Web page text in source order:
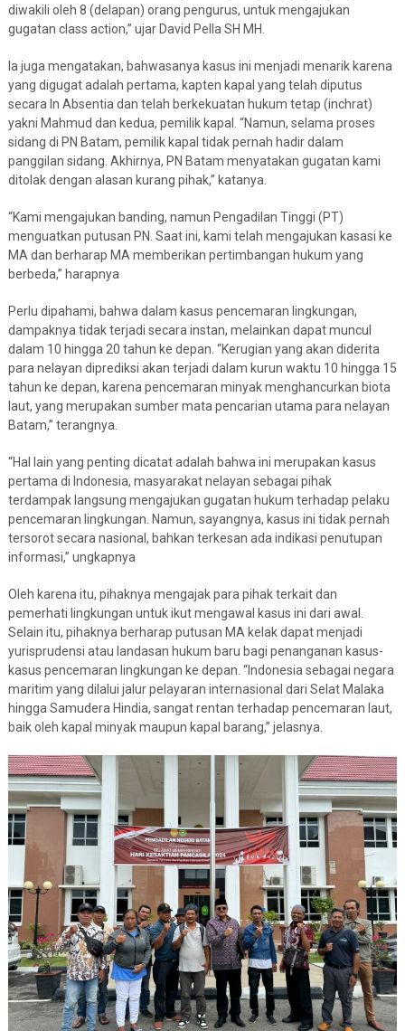
diwakili oleh 8 (delapan) orang pengurus, untuk mengajukan
gugatan class action,” ujar David Pella SH MH.
Ia juga mengatakan, bahwasanya kasus ini menjadi menarik karena
yang digugat adalah pertama, kapten kapal yang telah diputus
secara In Absentia dan telah berkekuatan hukum tetap (inchrat)
yakni Mahmud dan kedua, pemilik kapal. “Namun, selama proses
sidang di PN Batam, pemilik kapal tidak pernah hadir dalam
panggilan sidang. Akhirnya, PN Batam menyatakan gugatan kami
ditolak dengan alasan kurang pihak,” katanya.
“Kami mengajukan banding, namun Pengadilan Tinggi (PT)
menguatkan putusan PN. Saat ini, kami telah mengajukan kasasi ke
MA dan berharap MA memberikan pertimbangan hukum yang
berbeda,” harapnya
Perlu dipahami, bahwa dalam kasus pencemaran lingkungan,
dampaknya tidak terjadi secara instan, melainkan dapat muncul
dalam 10 hingga 20 tahun ke depan. “Kerugian yang akan diderita
para nelayan diprediksi akan terjadi dalam kurun waktu 10 hingga 15
tahun ke depan, karena pencemaran minyak menghancurkan biota
laut, yang merupakan sumber mata pencarian utama para nelayan
Batam,” terangnya.
“Hal lain yang penting dicatat adalah bahwa ini merupakan kasus
pertama di Indonesia, masyarakat nelayan sebagai pihak
terdampak langsung mengajukan gugatan hukum terhadap pelaku
pencemaran lingkungan. Namun, sayangnya, kasus ini tidak pernah
tersorot secara nasional, bahkan terkesan ada indikasi penutupan
informasi,” ungkapnya
Oleh karena itu, pihaknya mengajak para pihak terkait dan
pemerhati lingkungan untuk ikut mengawal kasus ini dari awal.
Selain itu, pihaknya berharap putusan MA kelak dapat menjadi
yurisprudensi atau landasan hukum baru bagi penanganan kasus-
kasus pencemaran lingkungan ke depan. “Indonesia sebagai negara
maritim yang dilalui jalur pelayaran internasional dari Selat Malaka
hingga Samudera Hindia, sangat rentan terhadap pencemaran laut,
baik oleh kapal minyak maupun kapal barang,” jelasnya.